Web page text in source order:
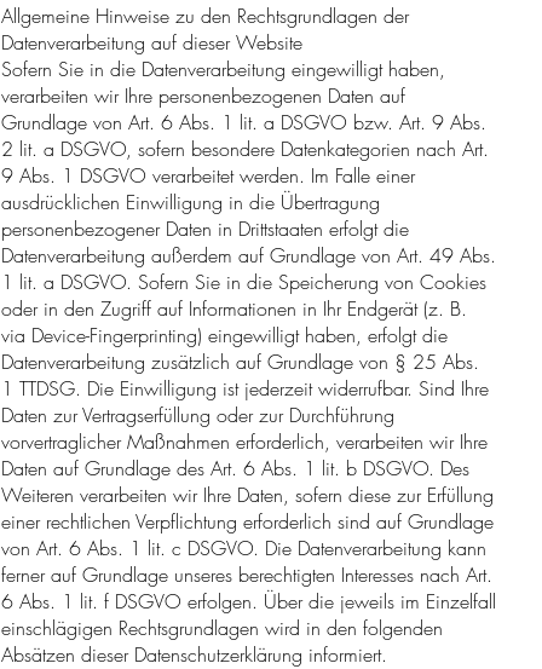
Allgemeine Hinweise zu den Rechtsgrundlagen der
Datenverarbeitung auf dieser Website
Sofern Sie in die Datenverarbeitung eingewilligt haben,
verarbeiten wir Ihre personenbezogenen Daten auf
Grundlage von Art. 6 Abs. 1 lit. a DSGVO bzw. Art. 9 Abs.
2 lit. a DSGVO, sofern besondere Datenkategorien nach Art.
9 Abs. 1 DSGVO verarbeitet werden. Im Falle einer
ausdrücklichen Einwilligung in die Übertragung
personenbezogener Daten in Drittstaaten erfolgt die
Datenverarbeitung außerdem auf Grundlage von Art. 49 Abs.
1 lit. a DSGVO. Sofern Sie in die Speicherung von Cookies
oder in den Zugriff auf Informationen in Ihr Endgerät (z. B.
via Device-Fingerprinting) eingewilligt haben, erfolgt die
Datenverarbeitung zusätzlich auf Grundlage von § 25 Abs.
1 TTDSG. Die Einwilligung ist jederzeit widerrufbar. Sind Ihre
Daten zur Vertragserfüllung oder zur Durchführung
vorvertraglicher Maßnahmen erforderlich, verarbeiten wir Ihre
Daten auf Grundlage des Art. 6 Abs. 1 lit. b DSGVO. Des
Weiteren verarbeiten wir Ihre Daten, sofern diese zur Erfüllung
einer rechtlichen Verpflichtung erforderlich sind auf Grundlage
von Art. 6 Abs. 1 lit. c DSGVO. Die Datenverarbeitung kann
ferner auf Grundlage unseres berechtigten Interesses nach Art.
6 Abs. 1 lit. f DSGVO erfolgen. Über die jeweils im Einzelfall
einschlägigen Rechtsgrundlagen wird in den folgenden
Absätzen dieser Datenschutzerklärung informiert.